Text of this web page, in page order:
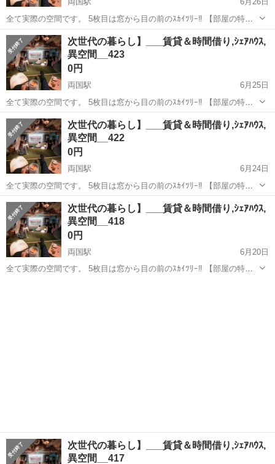
全て実際の空間です。 5枚目は窓から目の前のｽｶｲﾂﾘｰ‼︎ 【部屋の特
徴】 ➊生活に必要な全てがある (風呂ﾄｲﾚ,ﾛﾌﾄ＆ｿﾌｧﾍﾞｯﾄﾞ,洗濯乾燥機,
全料理対応家電, ➋8k大画面＆360°立体音響 ↪︎映画,You...
東京 墨田区 両国駅 シェアハウス
次世代の暮らし】___賃貸＆時間借り,ｼｪｱﾊｳｽ,
異空間__423
0円
両国駅
6月25日
全て実際の空間です。 5枚目は窓から目の前のｽｶｲﾂﾘｰ‼︎ 【部屋の特
徴】 ➊生活に必要な全てがある (風呂ﾄｲﾚ,ﾛﾌﾄ＆ｿﾌｧﾍﾞｯﾄﾞ,洗濯乾燥機,
全料理対応家電, ➋8k大画面＆360°立体音響 ↪︎映画,You...
東京 墨田区 両国駅 シェアハウス 無料
次世代の暮らし】___賃貸＆時間借り,ｼｪｱﾊｳｽ,
異空間__422
0円
両国駅
6月24日
全て実際の空間です。 5枚目は窓から目の前のｽｶｲﾂﾘｰ‼︎ 【部屋の特
徴】 ➊生活に必要な全てがある (風呂ﾄｲﾚ,ﾛﾌﾄ＆ｿﾌｧﾍﾞｯﾄﾞ,洗濯乾燥機,
全料理対応家電, ➋8k大画面＆360°立体音響 ↪︎映画,You...
東京 墨田区 両国駅 シェアハウス 無料
次世代の暮らし】___賃貸＆時間借り,ｼｪｱﾊｳｽ,
異空間__418
0円
両国駅
6月20日
全て実際の空間です。 5枚目は窓から目の前のｽｶｲﾂﾘｰ‼︎ 【部屋の特
次世代の暮らし】___賃貸＆時間借り,ｼｪｱﾊｳｽ,
異空間__417